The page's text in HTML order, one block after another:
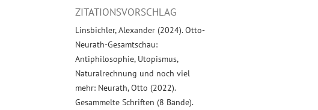
ZITATIONSVORSCHLAG
Linsbichler, Alexander (2024). Otto-
Neurath-Gesamtschau:
Antiphilosophie, Utopismus,
Naturalrechnung und noch viel
mehr: Neurath, Otto (2022).
Gesammelte Schriften (8 Bände).